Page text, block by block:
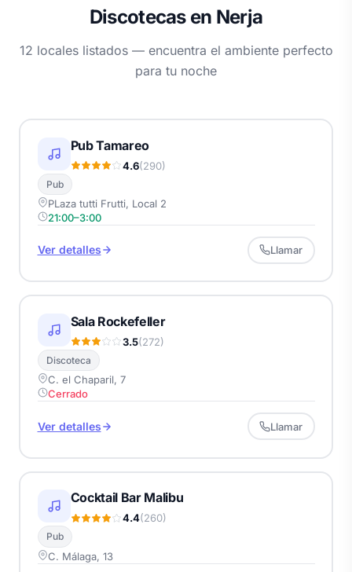
Discotecas en Nerja
12 locales listados — encuentra el ambiente perfecto
para tu noche
Pub Tamareo
4.6(290)
Pub
PLaza tutti Frutti, Local 2
21:00–3:00
Ver detalles Llamar
Sala Rockefeller
3.5(272)
Discoteca
C. el Chaparil, 7
Cerrado
Ver detalles Llamar
Cocktail Bar Malibu
4.4(260)
Pub
C. Málaga, 13